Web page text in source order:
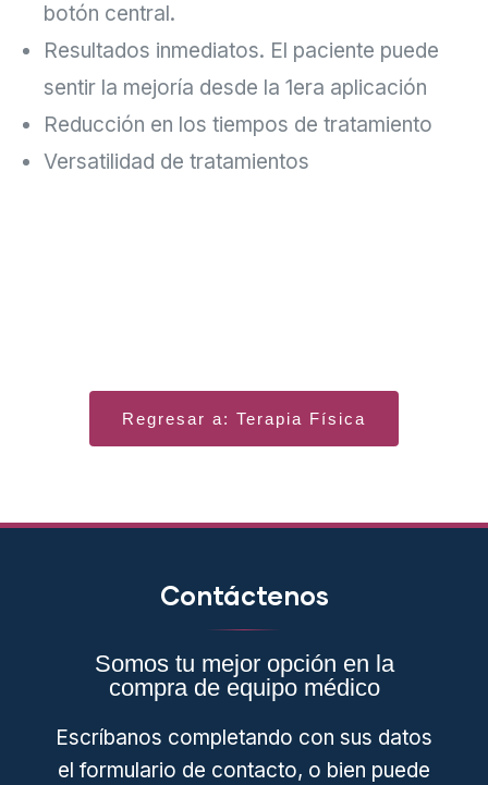
botón central.
Resultados inmediatos. El paciente puede
sentir la mejoría desde la 1era aplicación
Reducción en los tiempos de tratamiento
Versatilidad de tratamientos
Regresar a: Terapia Física
Contáctenos
Somos tu mejor opción en la
compra de equipo médico
Escríbanos completando con sus datos
el formulario de contacto, o bien puede